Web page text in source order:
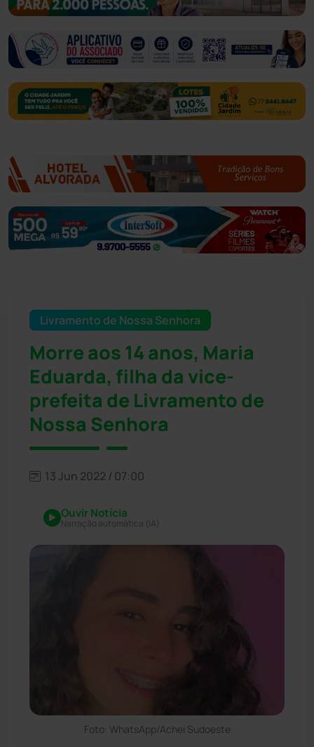
Livramento de Nossa Senhora
Morre aos 14 anos, Maria
Eduarda, filha da vice-
prefeita de Livramento de
Nossa Senhora
13 Jun 2022 / 07:00
Ouvir Notícia
Narração automática (IA)
Foto: WhatsApp/Achei Sudoeste